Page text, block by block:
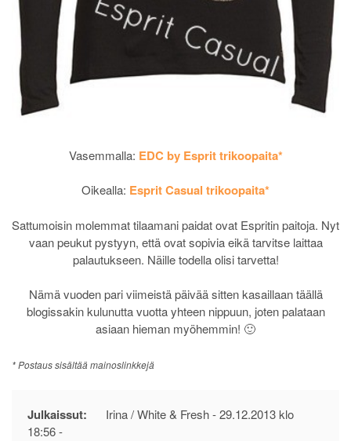
Vasemmalla: EDC by Esprit trikoopaita*
Oikealla: Esprit Casual trikoopaita*
Sattumoisin molemmat tilaamani paidat ovat Espritin paitoja. Nyt
vaan peukut pystyyn, että ovat sopivia eikä tarvitse laittaa
palautukseen. Näille todella olisi tarvetta!
Nämä vuoden pari viimeistä päivää sitten kasaillaan täällä
blogissakin kulunutta vuotta yhteen nippuun, joten palataan
asiaan hieman myöhemmin! 🙂
* Postaus sisältää mainoslinkkejä
Julkaissut: Irina / White & Fresh -29.12.2013 klo
18:56-